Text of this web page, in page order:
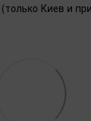
Киев и